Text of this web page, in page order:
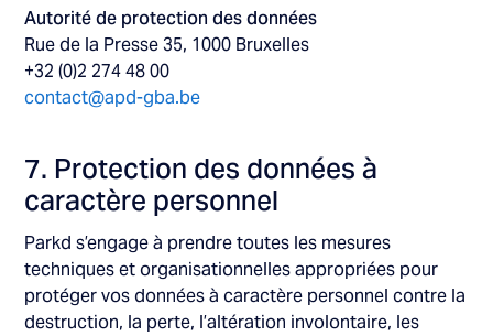
Autorité de protection des données
Rue de la Presse 35, 1000 Bruxelles
+32 (0)2 274 48 00
contact@apd-gba.be
7. Protection des données à
caractère personnel
Parkd s’engage à prendre toutes les mesures
techniques et organisationnelles appropriées pour
protéger vos données à caractère personnel contre la
destruction, la perte, l’altération involontaire, les